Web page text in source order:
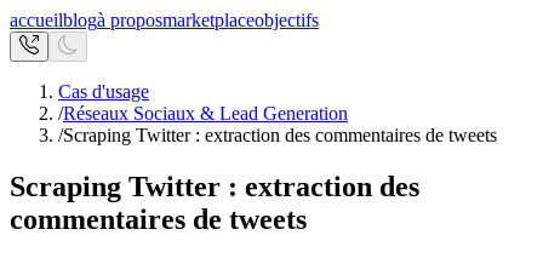
accueilblogà proposmarketplaceobjectifs
Cas d'usage
/Réseaux Sociaux & Lead Generation
/Scraping Twitter : extraction des commentaires de tweets
Scraping Twitter : extraction des
commentaires de tweets